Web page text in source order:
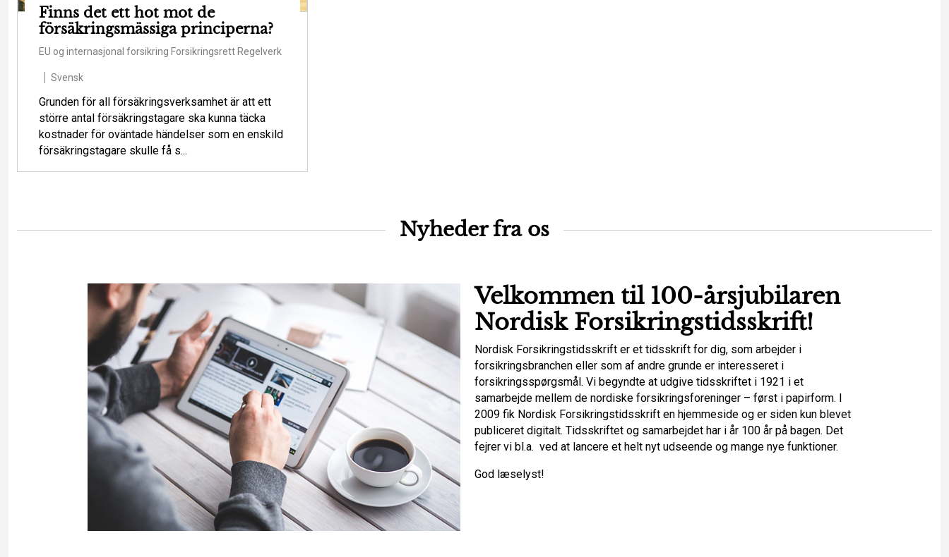
Finns det ett hot mot de
försäkringsmässiga principerna?
EU og internasjonal forsikring Forsikringsrett Regelverk
Svensk
Grunden för all försäkringsverksamhet är att ett
större antal försäkringstagare ska kunna täcka
kostnader för oväntade händelser som en enskild
försäkringstagare skulle få s...
Nyheder fra os
Velkommen til 100-årsjubilaren
Nordisk Forsikringstidsskrift!
Nordisk Forsikringstidsskrift er et tidsskrift for dig, som arbejder i
forsikringsbranchen eller som af andre grunde er interesseret i
forsikringsspørgsmål. Vi begyndte at udgive tidsskriftet i 1921 i et
samarbejde mellem de nordiske forsikringsforeninger – først i papirform. I
2009 fik Nordisk Forsikringstidsskrift en hjemmeside og er siden kun blevet
publiceret digitalt. Tidsskriftet og samarbejdet har i år 100 år på bagen. Det
fejrer vi bl.a. ved at lancere et helt nyt udseende og mange nye funktioner.
God læselyst!